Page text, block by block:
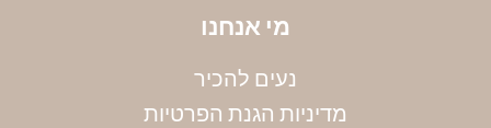
מי אנחנו
נעים להכיר
מדיניות הגנת הפרטיות